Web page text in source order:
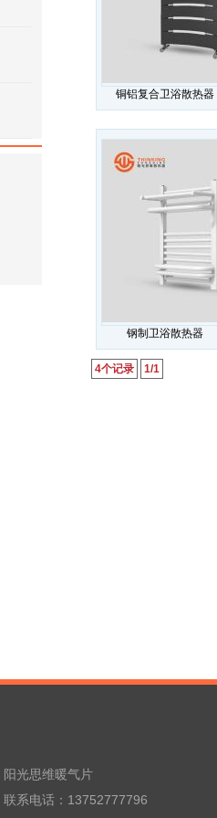
铜铝复合卫浴散热器
钢制卫浴散热器
4个记录 1/1
阳光思维暖气片
联系电话：13752777796